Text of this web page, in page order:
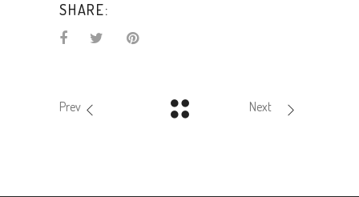
SHARE:
Prev Next